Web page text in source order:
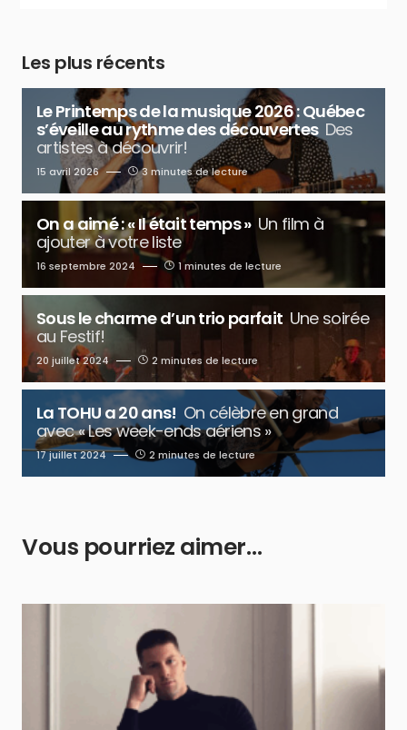
Les plus récents
Le Printemps de la musique 2026 : Québec
s’éveille au rythme des découvertes Des
artistes à découvrir!
15 avril 2026 3 minutes de lecture
On a aimé : « Il était temps » Un film à
ajouter à votre liste
16 septembre 2024 1 minutes de lecture
Sous le charme d’un trio parfait Une soirée
au Festif!
20 juillet 2024 2 minutes de lecture
La TOHU a 20 ans! On célèbre en grand
avec « Les week-ends aériens »
17 juillet 2024 2 minutes de lecture
Vous pourriez aimer…